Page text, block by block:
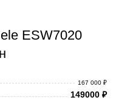
ESW7020
167 000 ₽
149000 ₽